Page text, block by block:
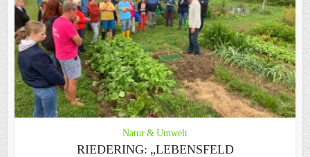
Natur & Umwelt
RIEDERING: „LEBENSFELD